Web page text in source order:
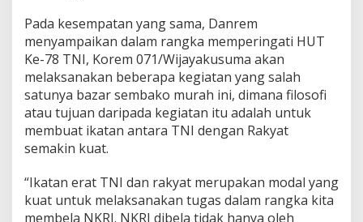
Pada kesempatan yang sama, Danrem
menyampaikan dalam rangka memperingati HUT
Ke-78 TNI, Korem 071/Wijayakusuma akan
melaksanakan beberapa kegiatan yang salah
satunya bazar sembako murah ini, dimana filosofi
atau tujuan daripada kegiatan itu adalah untuk
membuat ikatan antara TNI dengan Rakyat
semakin kuat.
“Ikatan erat TNI dan rakyat merupakan modal yang
kuat untuk melaksanakan tugas dalam rangka kita
membela NKRI. NKRI dibela tidak hanya oleh